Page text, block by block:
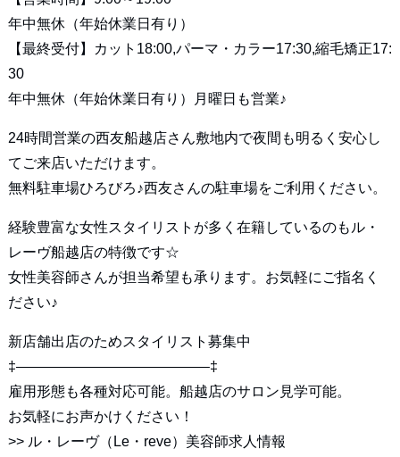
年中無休（年始休業日有り）
【最終受付】カット18:00,パーマ・カラー17:30,縮毛矯正17:
30
年中無休（年始休業日有り）月曜日も営業♪
24時間営業の西友船越店さん敷地内で夜間も明るく安心し
てご来店いただけます。
無料駐車場ひろびろ♪西友さんの駐車場をご利用ください。
経験豊富な女性スタイリストが多く在籍しているのもル・
レーヴ船越店の特徴です☆
女性美容師さんが担当希望も承ります。お気軽にご指名く
ださい♪
新店舗出店のためスタイリスト募集中
‡—————————————–‡
雇用形態も各種対応可能。船越店のサロン見学可能。
お気軽にお声かけください！
>> ル・レーヴ（Le・reve）美容師求人情報